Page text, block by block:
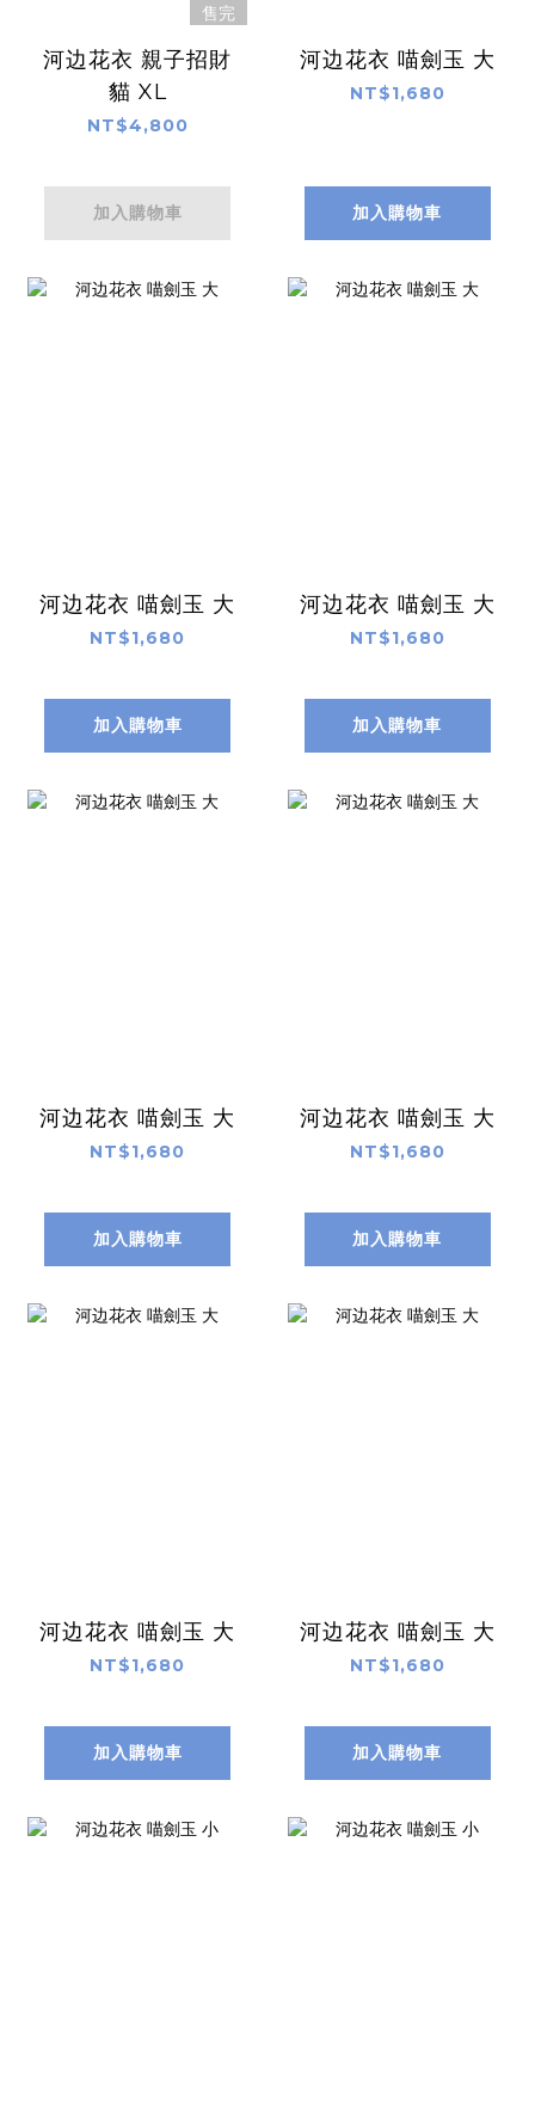
售完
河边花衣 親子招財
貓 XL
NT$4,800
加入購物車
河边花衣 喵劍玉 大
NT$1,680
加入購物車
河边花衣 喵劍玉 大
NT$1,680
加入購物車
河边花衣 喵劍玉 大
NT$1,680
加入購物車
河边花衣 喵劍玉 大
NT$1,680
加入購物車
河边花衣 喵劍玉 大
NT$1,680
加入購物車
河边花衣 喵劍玉 大
NT$1,680
加入購物車
河边花衣 喵劍玉 大
NT$1,680
加入購物車